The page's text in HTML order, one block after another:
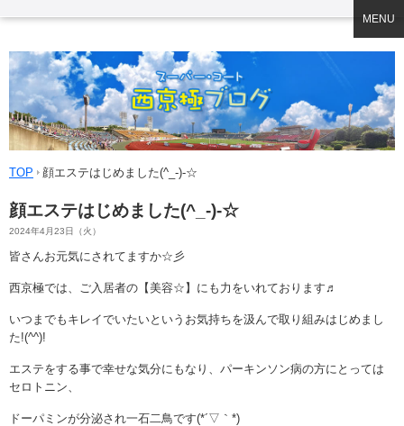
MENU
TOP 顔エステはじめました(^_-)-☆
顔エステはじめました(^_-)-☆
2024年4月23日（火）
皆さんお元気にされてますか☆彡
西京極では、ご入居者の【美容☆】にも力をいれております♬
いつまでもキレイでいたいというお気持ちを汲んで取り組みはじめまし
た!(^^)!
エステをする事で幸せな気分にもなり、パーキンソン病の方にとっては
セロトニン、
ドーパミンが分泌され一石二鳥です(*´▽｀*)